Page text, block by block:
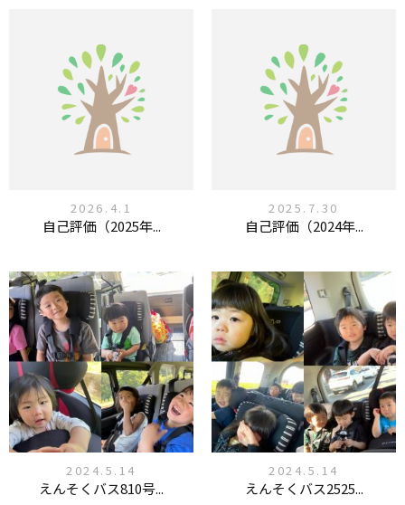
2026.4.1
自己評価（2025年...
2025.7.30
自己評価（2024年...
2024.5.14
えんそくバス810号...
2024.5.14
えんそくバス2525...